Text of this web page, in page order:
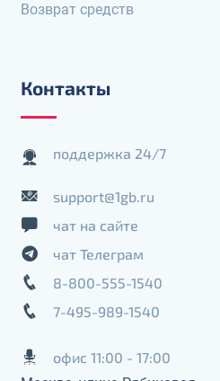
Возврат средств
Контакты
поддержка 24/7
support@1gb.ru
чат на сайте
чат Телеграм
8-800-555-1540
7-495-989-1540
офис 11:00 - 17:00